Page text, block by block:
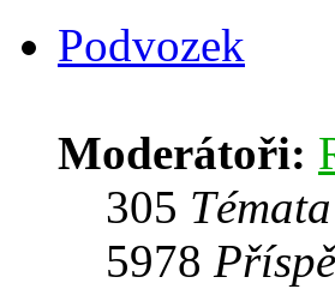
Podvozek
Moderátoři:
305 Témata
5978